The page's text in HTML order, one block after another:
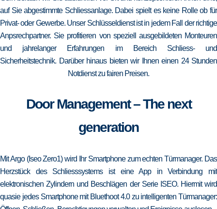
auf Sie abgestimmte Schliessanlage. Dabei spielt es keine Rolle ob für
Privat- oder Gewerbe. Unser Schlüsseldienst ist in jedem Fall der richtige
Anpsrechpartner. Sie profitieren von speziell ausgebildeten Monteuren
und jahrelanger Erfahrungen im Bereich Schliess- und
Sicherheitstechnik. Darüber hinaus bieten wir Ihnen einen 24 Stunden
Notdienst zu fairen Preisen.
Door Management – The next
generation
Mit Argo (Iseo Zero1) wird Ihr Smartphone zum echten Türmanager. Das
Herzstück des Schliesssystems ist eine App in Verbindung mit
elektronischen Zylindern und Beschlägen der Serie ISEO. Hiermit wird
quasie jedes Smartphone mit Bluethoot 4.0 zu intelligenten Türmanager: